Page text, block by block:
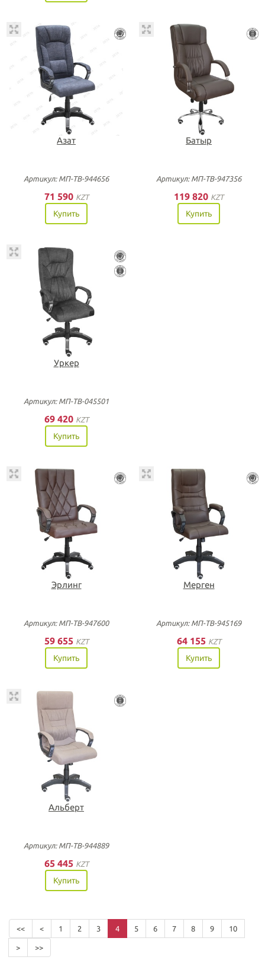
Азат
Артикул: МП-ТВ-944656
71 590 KZT
Купить
Батыр
Артикул: МП-ТВ-947356
119 820 KZT
Купить
Уркер
Артикул: МП-ТВ-045501
69 420 KZT
Купить
Эрлинг
Артикул: МП-ТВ-947600
59 655 KZT
Купить
Мерген
Артикул: МП-ТВ-945169
64 155 KZT
Купить
Альберт
Артикул: МП-ТВ-944889
65 445 KZT
Купить
<< < 1 2 3 4 5 6 7 8 9 10
> >>